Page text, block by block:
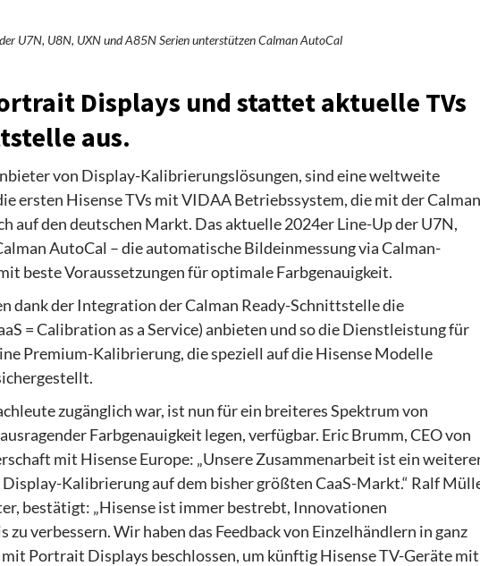
U7N, U8N, UXN und A85N Serien unterstützen Calman AutoCal
Displays und stattet aktuelle TVs
aus.
von Display-Kalibrierungslösungen, sind eine weltweite
ersten Hisense TVs mit VIDAA Betriebssystem, die mit der Calman
auf den deutschen Markt. Das aktuelle 2024er Line-Up der U7N,
AutoCal – die automatische Bildeinmessung via Calman-
beste Voraussetzungen für optimale Farbgenauigkeit.
dank der Integration der Calman Ready-Schnittstelle die
= Calibration as a Service) anbieten und so die Dienstleistung für
Premium-Kalibrierung, die speziell auf die Hisense Modelle
zugänglich war, ist nun für ein breiteres Spektrum von
Farbgenauigkeit legen, verfügbar. Eric Brumm, CEO von
mit Hisense Europe: „Unsere Zusammenarbeit ist ein
Kalibrierung auf dem bisher größten CaaS-Markt.“ Ralf
bestätigt: „Hisense ist immer bestrebt, Innovationen
verbessern. Wir haben das Feedback von Einzelhändlern in ganz
Portrait Displays beschlossen, um künftig Hisense TV-Geräte mit